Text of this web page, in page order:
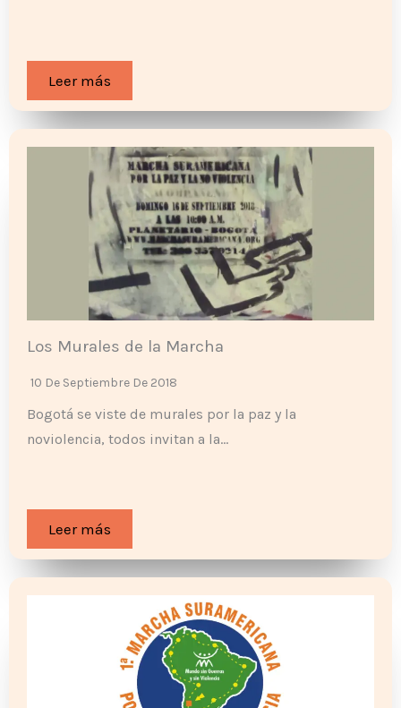
Leer más
Los Murales de la Marcha
10 De Septiembre De 2018
Bogotá se viste de murales por la paz y la
noviolencia, todos invitan a la…
Leer más